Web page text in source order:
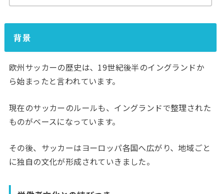
背景
欧州サッカーの歴史は、19世紀後半のイングランドか
ら始まったと言われています。
現在のサッカーのルールも、イングランドで整理された
ものがベースになっています。
その後、サッカーはヨーロッパ各国へ広がり、地域ごと
に独自の文化が形成されていきました。